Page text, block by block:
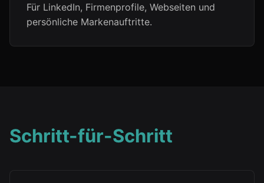
Für LinkedIn, Firmenprofile, Webseiten und
persönliche Markenauftritte.
Schritt-für-Schritt